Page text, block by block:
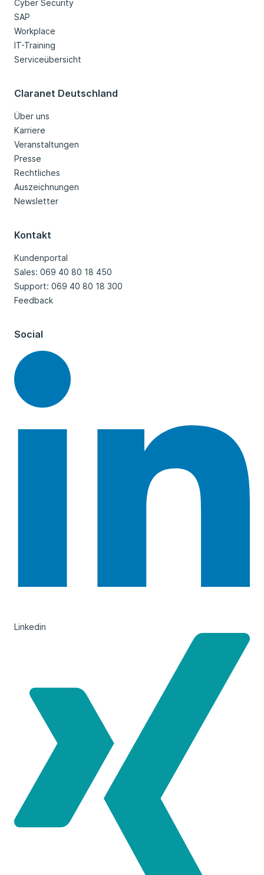
Cyber Security
SAP
Workplace
IT-Training
Serviceübersicht
Claranet Deutschland
Über uns
Karriere
Veranstaltungen
Presse
Rechtliches
Auszeichnungen
Newsletter
Kontakt
Kundenportal
Sales: 069 40 80 18 450
Support: 069 40 80 18 300
Feedback
Social
Linkedin